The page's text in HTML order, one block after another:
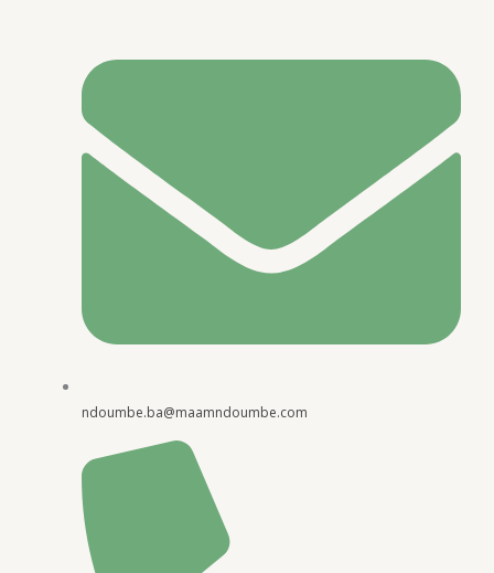
ndoumbe.ba@maamndoumbe.com